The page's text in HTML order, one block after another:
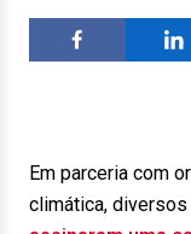
Em parceria com
climática,